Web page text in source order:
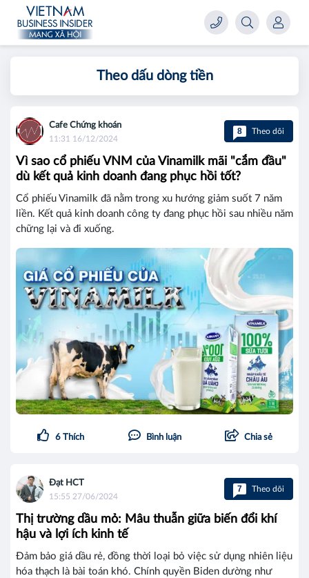
Theo dấu dòng tiền
Cafe Chứng khoán
11:31 16/12/2024
8 Theo dõi
Vì sao cổ phiếu VNM của Vinamilk mãi "cắm đầu"
dù kết quả kinh doanh đang phục hồi tốt?
Cổ phiếu Vinamilk đã nằm trong xu hướng giảm suốt 7 năm
liền. Kết quả kinh doanh công ty đang phục hồi sau nhiều năm
chững lại và đi xuống.
6 Thích Bình luận Chia sẻ
Đạt HCT
15:55 27/06/2024
7 Theo dõi
Thị trường dầu mỏ: Mâu thuẫn giữa biến đổi khí
hậu và lợi ích kinh tế
Đảm bảo giá dầu rẻ, đồng thời loại bỏ việc sử dụng nhiên liệu
hóa thạch là bài toán khó. Chính quyền Biden dường như